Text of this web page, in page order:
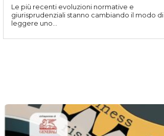
Le più recenti evoluzioni normative e
giurisprudenziali stanno cambiando il modo di
leggere uno...